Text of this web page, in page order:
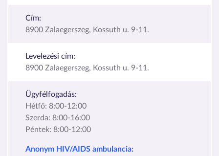
Cím:
8900 Zalaegerszeg, Kossuth u. 9-11.
Levelezési cím:
8900 Zalaegerszeg, Kossuth u. 9-11.
Ügyfélfogadás:
Hétfő: 8:00-12:00
Szerda: 8:00-16:00
Péntek: 8:00-12:00
Anonym HIV/AIDS ambulancia: